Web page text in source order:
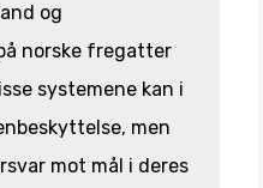
og
norske fregatter
systemene kan i
men
mot mål i deres